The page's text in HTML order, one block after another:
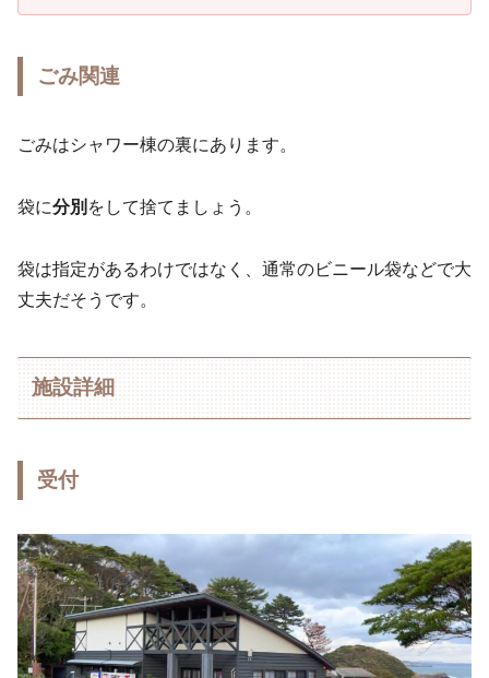
ごみ関連
ごみはシャワー棟の裏にあります。
袋に分別 をして捨てましょう。
袋は指定があるわけではなく、通常のビニール袋などで大
丈夫だそうです。
施設詳細
受付